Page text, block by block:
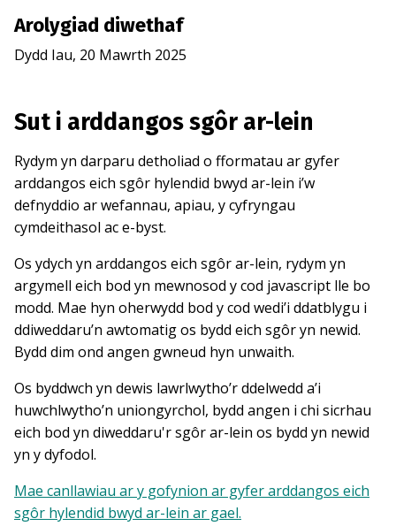
Arolygiad diwethaf
Dydd Iau, 20 Mawrth 2025
Sut i arddangos sgôr ar-lein
Rydym yn darparu detholiad o fformatau ar gyfer
arddangos eich sgôr hylendid bwyd ar-lein i’w
defnyddio ar wefannau, apiau, y cyfryngau
cymdeithasol ac e-byst.
Os ydych yn arddangos eich sgôr ar-lein, rydym yn
argymell eich bod yn mewnosod y cod javascript lle bo
modd. Mae hyn oherwydd bod y cod wedi’i ddatblygu i
ddiweddaru’n awtomatig os bydd eich sgôr yn newid.
Bydd dim ond angen gwneud hyn unwaith.
Os byddwch yn dewis lawrlwytho’r ddelwedd a’i
huwchlwytho’n uniongyrchol, bydd angen i chi sicrhau
eich bod yn diweddaru'r sgôr ar-lein os bydd yn newid
yn y dyfodol.
Mae canllawiau ar y gofynion ar gyfer arddangos eich
sgôr hylendid bwyd ar-lein ar gael.